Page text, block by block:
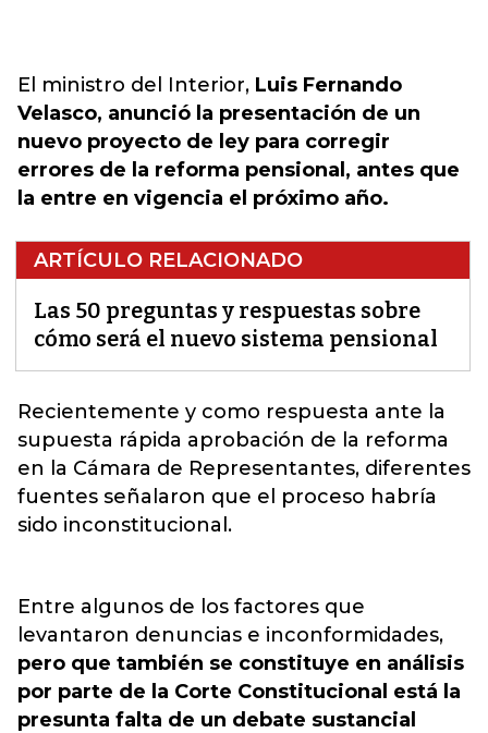
El ministro del Interior, Luis Fernando
Velasco, anunció la presentación de un
nuevo proyecto de ley para corregir
errores de la reforma pensional, antes que
la entre en vigencia el próximo año.
ARTÍCULO RELACIONADO
Las 50 preguntas y respuestas sobre
cómo será el nuevo sistema pensional
Recientemente y como respuesta ante la
supuesta rápida aprobación de la reforma
en la Cámara de Representantes, diferentes
fuentes señalaron que el proceso habría
sido inconstitucional.
Entre algunos de los factores que
levantaron denuncias e inconformidades,
pero que también se constituye en análisis
por parte de la Corte Constitucional está la
presunta falta de un debate sustancial